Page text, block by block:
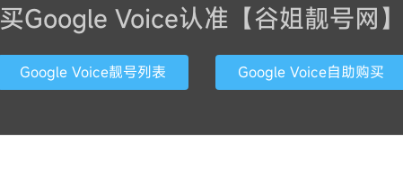
买Google Voice认准【谷姐靓号网
Google Voice靓号列表 Google Voice自助购买